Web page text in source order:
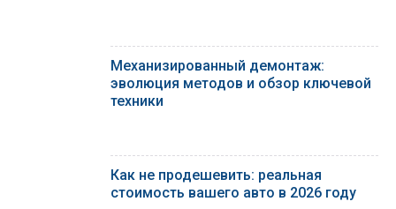
Механизированный демонтаж:
эволюция методов и обзор ключевой
техники
Как не продешевить: реальная
стоимость вашего авто в 2026 году